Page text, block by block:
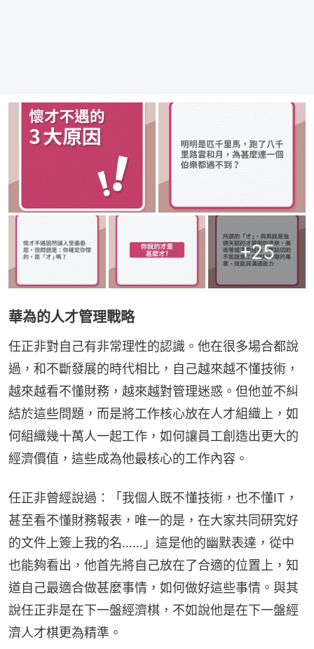
+25
華為的人才管理戰略
任正非對自己有非常理性的認識。他在很多場合都說
過，和不斷發展的時代相比，自己越來越不懂技術，
越來越看不懂財務，越來越對管理迷惑。但他並不糾
結於這些問題，而是將工作核心放在人才組織上，如
何組織幾十萬人一起工作，如何讓員工創造出更大的
經濟價值，這些成為他最核心的工作內容。
任正非曾經說過：「我個人既不懂技術，也不懂IT，
甚至看不懂財務報表，唯一的是，在大家共同研究好
的文件上簽上我的名……」這是他的幽默表達，從中
也能夠看出，他首先將自己放在了合適的位置上，知
道自己最適合做甚麼事情，如何做好這些事情。與其
說任正非是在下一盤經濟棋，不如說他是在下一盤經
濟人才棋更為精準。